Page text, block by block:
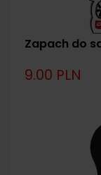
Zapach do
9.00 PLN